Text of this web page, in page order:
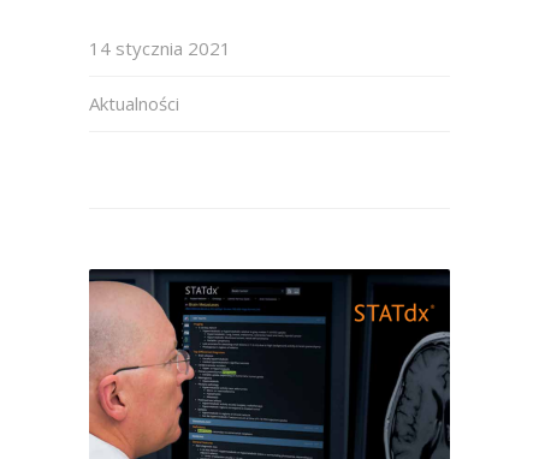
14 stycznia 2021
Aktualności